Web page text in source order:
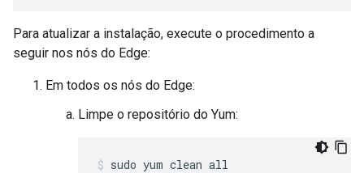
Para atualizar a instalação, execute o procedimento a
seguir nos nós do Edge:
Em todos os nós do Edge:
Limpe o repositório do Yum:
sudo yum clean all